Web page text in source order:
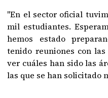
"En el sector oficial
mil estudiantes.
hemos estado
tenido reuniones con
ver cuáles han sido las
las que se han solicitado